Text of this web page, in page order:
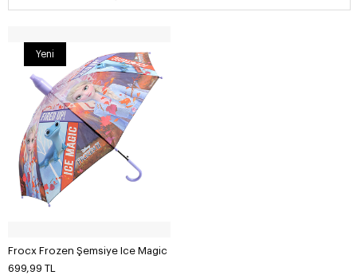
Yeni
Frocx Frozen Şemsiye Ice Magic
699,99 TL